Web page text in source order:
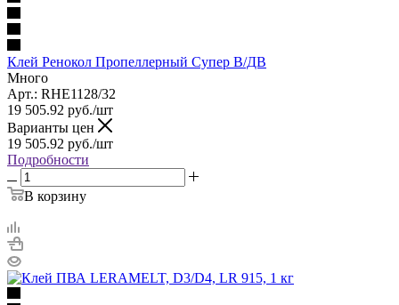
Клей Ренокол Пропеллерный Супер В/ДВ
Много
Арт.: RHE1128/32
19 505.92 руб./шт
Варианты цен
19 505.92 руб./шт
Подробности
В корзину